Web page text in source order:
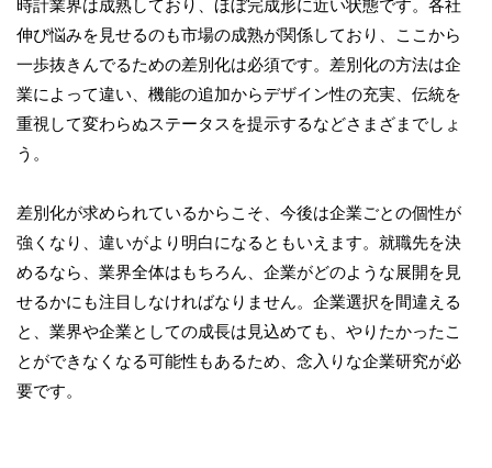
時計業界は成熟しており、ほぼ完成形に近い状態です。各社
伸び悩みを見せるのも市場の成熟が関係しており、ここから
一歩抜きんでるための差別化は必須です。差別化の方法は企
業によって違い、機能の追加からデザイン性の充実、伝統を
重視して変わらぬステータスを提示するなどさまざまでしょ
う。
差別化が求められているからこそ、今後は企業ごとの個性が
強くなり、違いがより明白になるともいえます。就職先を決
めるなら、業界全体はもちろん、企業がどのような展開を見
せるかにも注目しなければなりません。企業選択を間違える
と、業界や企業としての成長は見込めても、やりたかったこ
とができなくなる可能性もあるため、念入りな企業研究が必
要です。